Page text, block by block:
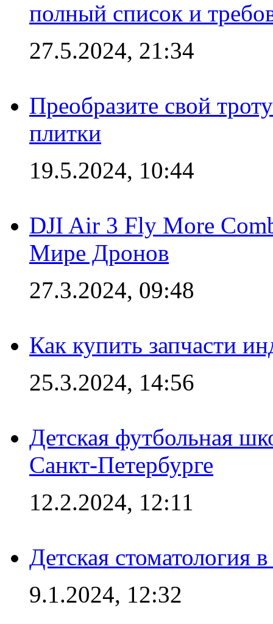
полный список и
27.5.2024, 21:34
Преобразите свой
плитки
19.5.2024, 10:44
DJI Air 3 Fly More
Мире Дронов
27.3.2024, 09:48
Как купить запчасти
25.3.2024, 14:56
Детская футбольная
Санкт-Петербурге
12.2.2024, 12:11
Детская стоматология
9.1.2024, 12:32